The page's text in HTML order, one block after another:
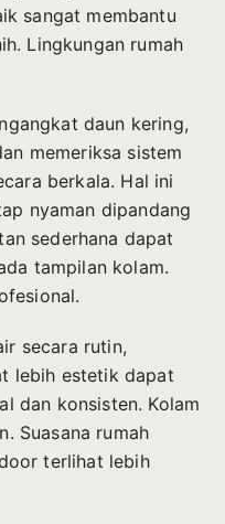
sangat membantu
Lingkungan rumah
daun kering,
memeriksa sistem
berkala. Hal ini
nyaman dipandang
sederhana dapat
tampilan kolam.
secara rutin,
lebih estetik dapat
dan konsisten. Kolam
Suasana rumah
terlihat lebih